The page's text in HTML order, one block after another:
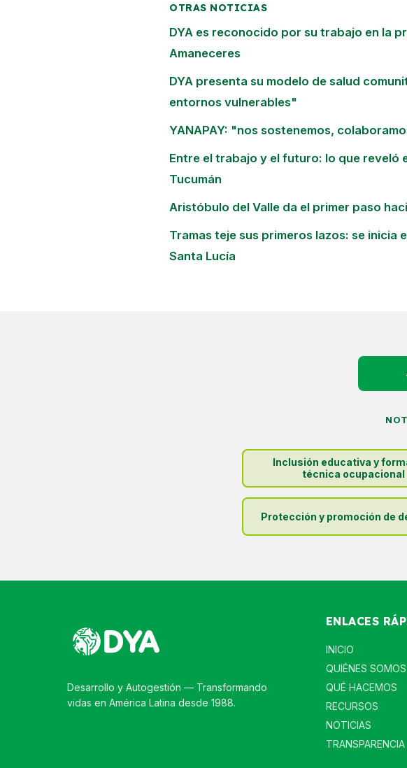
OTRAS NOTICIAS
DYA es reconocido por su trabajo en la
Amaneceres
DYA presenta su modelo de salud
entornos vulnerables"
YANAPAY: "nos sostenemos,
Entre el trabajo y el futuro: lo que reveló
Tucumán
Aristóbulo del Valle da el primer paso
Tramas teje sus primeros lazos: se
Santa Lucía
Inclusión educativa y
técnica ocupacional
Protección y promoción de
Desarrollo y Autogestión — Transformando
vidas en América Latina desde 1988.
ENLACES
INICIO
QUIÉNES SOMOS
QUÉ HACEMOS
RECURSOS
NOTICIAS
TRANSPARENCIA